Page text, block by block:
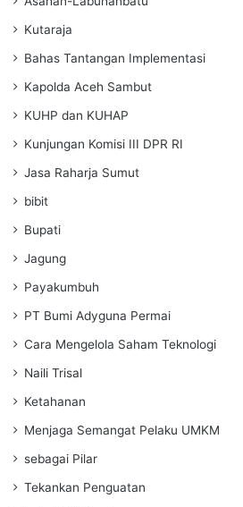
Kutaraja
Bahas Tantangan Implementasi
Kapolda Aceh Sambut
KUHP dan KUHAP
Kunjungan Komisi III DPR RI
Jasa Raharja Sumut
bibit
Bupati
Jagung
Payakumbuh
PT Bumi Adyguna Permai
Cara Mengelola Saham Teknologi
Naili Trisal
Ketahanan
Menjaga Semangat Pelaku UMKM
sebagai Pilar
Tekankan Penguatan